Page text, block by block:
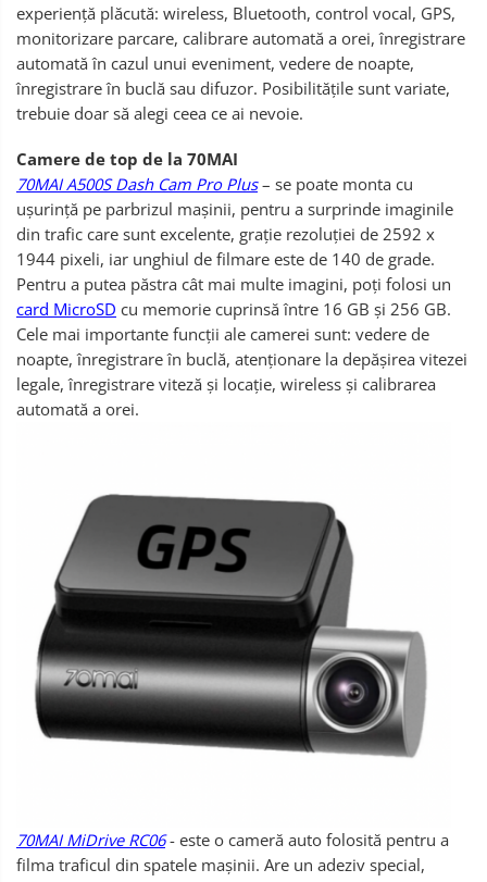
experiență plăcută: wireless, Bluetooth, control vocal, GPS,
monitorizare parcare, calibrare automată a orei, înregistrare
automată în cazul unui eveniment, vedere de noapte,
înregistrare în buclă sau difuzor. Posibilitățile sunt variate,
trebuie doar să alegi ceea ce ai nevoie.
Camere de top de la 70MAI
70MAI A500S Dash Cam Pro Plus– se poate monta cu
ușurință pe parbrizul mașinii, pentru a surprinde imaginile
din trafic care sunt excelente, grație rezoluției de 2592 x
1944 pixeli, iar unghiul de filmare este de 140 de grade.
Pentru a putea păstra cât mai multe imagini, poți folosi un
card MicroSD cu memorie cuprinsă între 16 GB și 256 GB.
Cele mai importante funcții ale camerei sunt: vedere de
noapte, înregistrare în buclă, atenționare la depășirea vitezei
legale, înregistrare viteză și locație, wireless și calibrarea
automată a orei.
70MAI MiDrive RC06- este o cameră auto folosită pentru a
filma traficul din spatele mașinii. Are un adeziv special,